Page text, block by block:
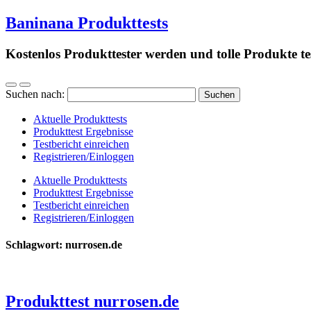
Baninana Produkttests
Kostenlos Produkttester werden und tolle Produkte
Suchen nach:
Aktuelle Produkttests
Produkttest Ergebnisse
Testbericht einreichen
Registrieren/Einloggen
Aktuelle Produkttests
Produkttest Ergebnisse
Testbericht einreichen
Registrieren/Einloggen
Schlagwort: nurrosen.de
Produkttest nurrosen.de